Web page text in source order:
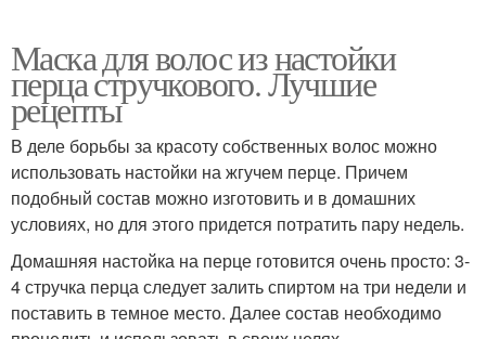
Маска для волос из настойки
перца стручкового. Лучшие
рецепты
В деле борьбы за красоту собственных волос можно
использовать настойки на жгучем перце. Причем
подобный состав можно изготовить и в домашних
условиях, но для этого придется потратить пару недель.
Домашняя настойка на перце готовится очень просто: 3-
4 стручка перца следует залить спиртом на три недели и
поставить в темное место. Далее состав необходимо